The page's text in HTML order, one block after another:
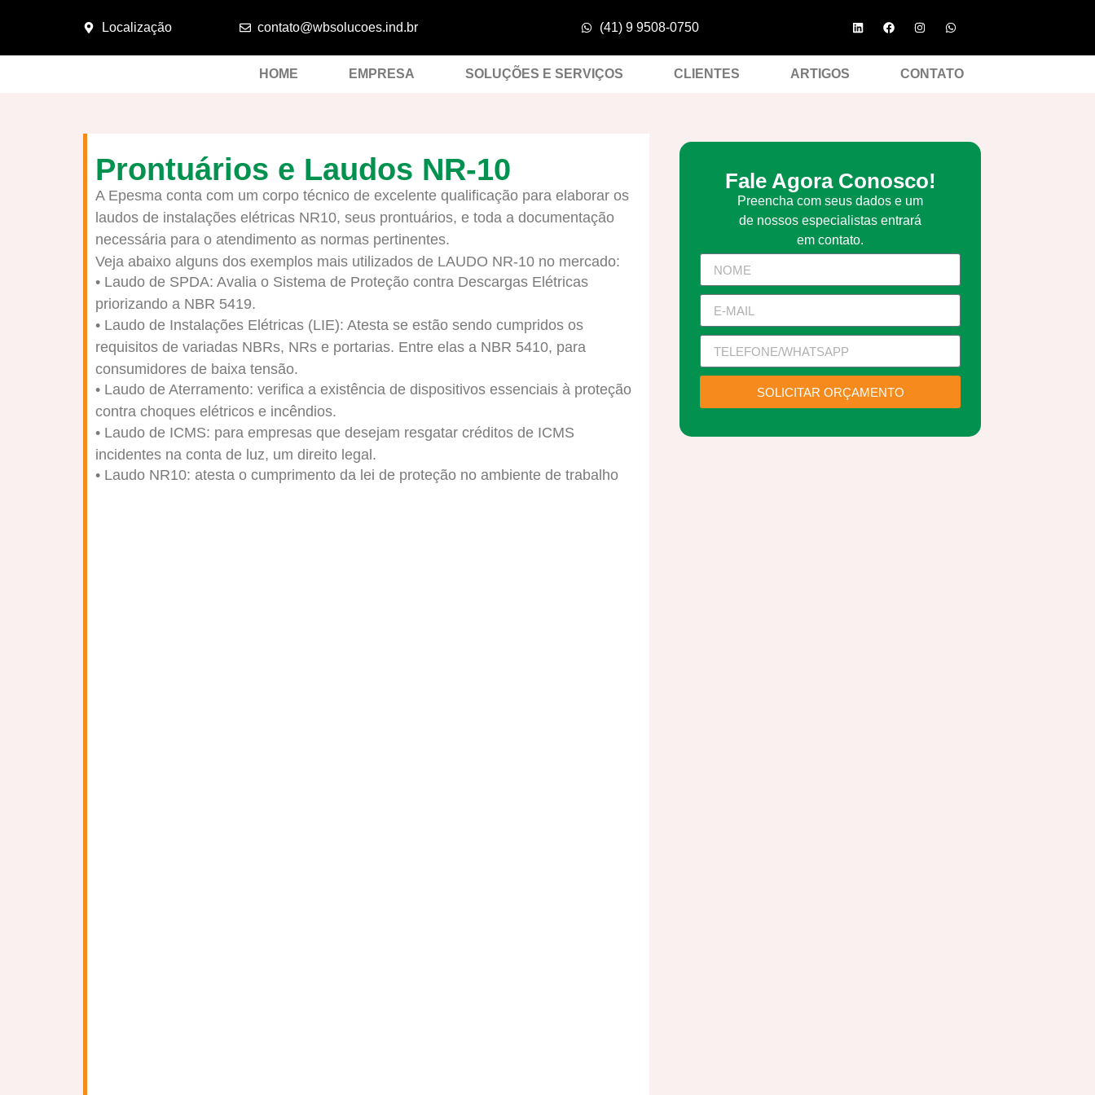
Localização contato@wbsolucoes.ind.br (41) 9 9508-0750
HOME EMPRESA SOLUÇÕES E SERVIÇOS CLIENTES ARTIGOS CONTATO
Prontuários e Laudos NR-10
A Epesma conta com um corpo técnico de excelente qualificação para elaborar os
laudos de instalações elétricas NR10, seus prontuários, e toda a documentação
necessária para o atendimento as normas pertinentes.
Veja abaixo alguns dos exemplos mais utilizados de LAUDO NR-10 no mercado:
• Laudo de SPDA: Avalia o Sistema de Proteção contra Descargas Elétricas
priorizando a NBR 5419.
• Laudo de Instalações Elétricas (LIE): Atesta se estão sendo cumpridos os
requisitos de variadas NBRs, NRs e portarias. Entre elas a NBR 5410, para
consumidores de baixa tensão.
• Laudo de Aterramento: verifica a existência de dispositivos essenciais à proteção
contra choques elétricos e incêndios.
• Laudo de ICMS: para empresas que desejam resgatar créditos de ICMS
incidentes na conta de luz, um direito legal.
• Laudo NR10: atesta o cumprimento da lei de proteção no ambiente de trabalho
Fale Agora Conosco!
Preencha com seus dados e um
de nossos especialistas entrará
em contato.
SOLICITAR ORÇAMENTO